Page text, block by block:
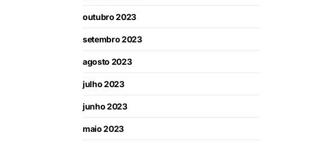
outubro 2023
setembro 2023
agosto 2023
julho 2023
junho 2023
maio 2023